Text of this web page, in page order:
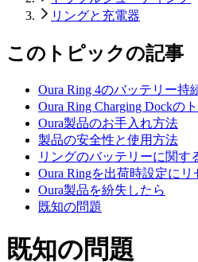
リングと充電器
このトピックの記事
Oura Ring 4のバッテリー持
Oura Ring Charging Dockの
Oura製品のお手入れ方法
製品の安全性と使用方法
リングのバッテリーに関す
Oura Ringを出荷時設定にリ
Oura製品を紛失したら
既知の問題
既知の問題